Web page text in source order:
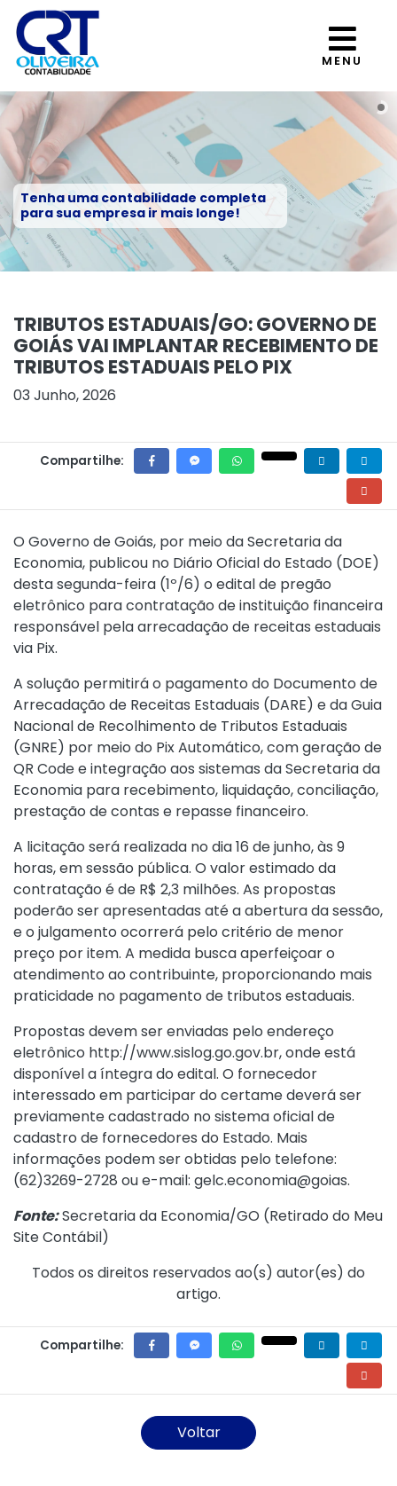
MENU
Tenha uma contabilidade completa
para sua empresa ir mais longe!
TRIBUTOS ESTADUAIS/GO: GOVERNO DE
GOIÁS VAI IMPLANTAR RECEBIMENTO DE
TRIBUTOS ESTADUAIS PELO PIX
03 Junho, 2026
Compartilhe:
O Governo de Goiás, por meio da Secretaria da
Economia, publicou no Diário Oficial do Estado (DOE)
desta segunda-feira (1º/6) o edital de pregão
eletrônico para contratação de instituição financeira
responsável pela arrecadação de receitas estaduais
via Pix.
A solução permitirá o pagamento do Documento de
Arrecadação de Receitas Estaduais (DARE) e da Guia
Nacional de Recolhimento de Tributos Estaduais
(GNRE) por meio do Pix Automático, com geração de
QR Code e integração aos sistemas da Secretaria da
Economia para recebimento, liquidação, conciliação,
prestação de contas e repasse financeiro.
A licitação será realizada no dia 16 de junho, às 9
horas, em sessão pública. O valor estimado da
contratação é de R$ 2,3 milhões. As propostas
poderão ser apresentadas até a abertura da sessão,
e o julgamento ocorrerá pelo critério de menor
preço por item. A medida busca aperfeiçoar o
atendimento ao contribuinte, proporcionando mais
praticidade no pagamento de tributos estaduais.
Propostas devem ser enviadas pelo endereço
eletrônico http://www.sislog.go.gov.br, onde está
disponível a íntegra do edital. O fornecedor
interessado em participar do certame deverá ser
previamente cadastrado no sistema oficial de
cadastro de fornecedores do Estado. Mais
informações podem ser obtidas pelo telefone:
(62)3269-2728 ou e-mail: gelc.economia@goias.
Fonte:Secretaria da Economia/GO (Retirado do Meu
Site Contábil)
Todos os direitos reservados ao(s) autor(es) do
artigo.
Compartilhe:
Voltar